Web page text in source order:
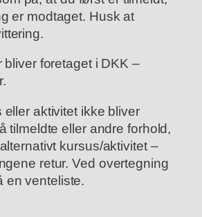
er modtaget. Husk at
bliver foretaget i DKK –
eller aktivitet ikke bliver
tilmeldte eller andre forhold,
kursus/aktivitet –
retur. Ved overtegning
en venteliste.